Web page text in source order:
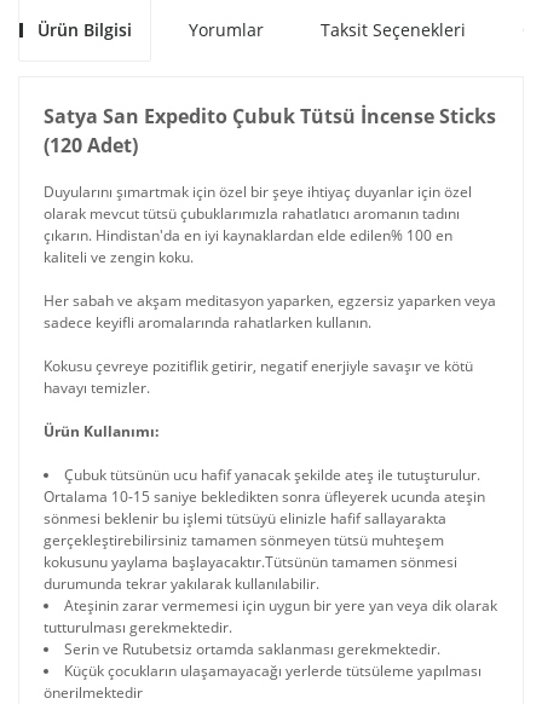
Ürün Bilgisi Yorumlar Taksit Seçenekleri
Satya San Expedito Çubuk Tütsü İncense Sticks
(120 Adet)
Duyularını şımartmak için özel bir şeye ihtiyaç duyanlar için özel
olarak mevcut tütsü çubuklarımızla rahatlatıcı aromanın tadını
çıkarın. Hindistan'da en iyi kaynaklardan elde edilen% 100 en
kaliteli ve zengin koku.
Her sabah ve akşam meditasyon yaparken, egzersiz yaparken veya
sadece keyifli aromalarında rahatlarken kullanın.
Kokusu çevreye pozitiflik getirir, negatif enerjiyle savaşır ve kötü
havayı temizler.
Ürün Kullanımı:
Çubuk tütsünün ucu hafif yanacak şekilde ateş ile tutuşturulur.
Ortalama 10-15 saniye bekledikten sonra üfleyerek ucunda ateşin
sönmesi beklenir bu işlemi tütsüyü elinizle hafif sallayarakta
gerçekleştirebilirsiniz tamamen sönmeyen tütsü muhteşem
kokusunu yaylama başlayacaktır.Tütsünün tamamen sönmesi
durumunda tekrar yakılarak kullanılabilir.
Ateşinin zarar vermemesi için uygun bir yere yan veya dik olarak
tutturulması gerekmektedir.
Serin ve Rutubetsiz ortamda saklanması gerekmektedir.
Küçük çocukların ulaşamayacağı yerlerde tütsüleme yapılması
önerilmektedir